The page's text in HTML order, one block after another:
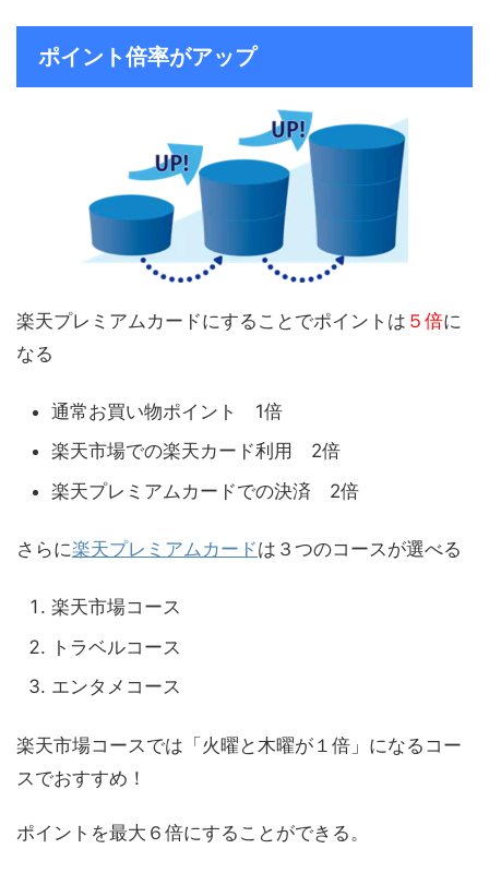
ポイント倍率がアップ
楽天プレミアムカードにすることでポイントは ５倍に
なる
通常お買い物ポイント 1倍
楽天市場での楽天カード利用 2倍
楽天プレミアムカードでの決済 2倍
さらに楽天プレミアムカードは３つのコースが選べる
楽天市場コース
トラベルコース
エンタメコース
楽天市場コースでは「火曜と木曜が１倍」になるコー
スでおすすめ！
ポイントを最大６倍にすることができる。